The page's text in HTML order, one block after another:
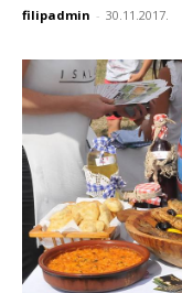
filipadmin - 30.11.2017.